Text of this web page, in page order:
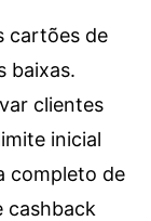
cartões de
baixas.
clientes
inicial
completo de
cashback